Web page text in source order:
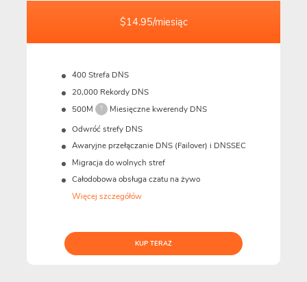
$14.95/miesiąc
400 Strefa DNS
20,000 Rekordy DNS
500M
?
Miesięczne kwerendy DNS
Odwróć strefy DNS
Awaryjne przełączanie DNS (Failover) i DNSSEC
Migracja do wolnych stref
Całodobowa obsługa czatu na żywo
Więcej szczegółów
KUP TERAZ